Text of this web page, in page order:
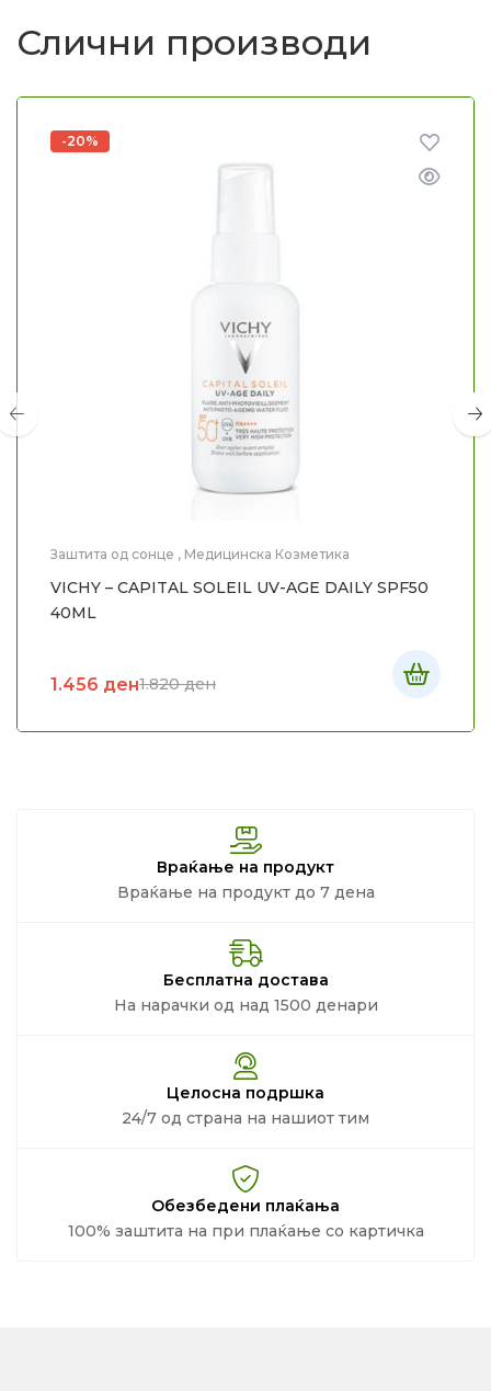
Слични производи
-20%
Заштита од сонце , Медицинска Козметика
VICHY – CAPITAL SOLEIL UV-AGE DAILY SPF50
40ML
1.820ден
1.456 ден
Враќање на продукт
Враќање на продукт до 7 дена
Бесплатна достава
На нарачки од над 1500 денари
Целосна подршка
24/7 од страна на нашиот тим
Обезбедени плаќања
100% заштита на при плаќање со картичка